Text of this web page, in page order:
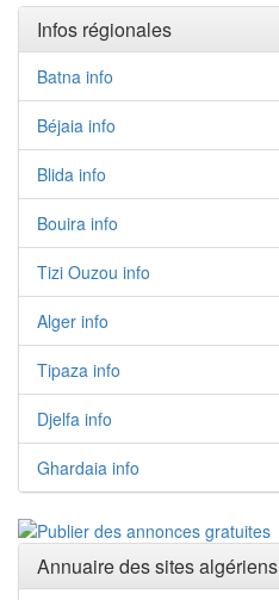
Infos régionales
Batna info
Béjaia info
Blida info
Bouira info
Tizi Ouzou info
Alger info
Tipaza info
Djelfa info
Ghardaia info
Annuaire des sites algériens